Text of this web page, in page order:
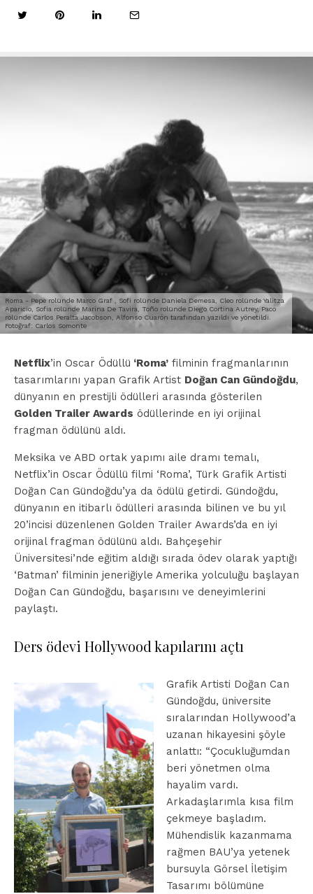
Roma - Pepe rolünde Marco Graf , Sofi rolünde Daniela Demesa, Cleo rolünde Yalitza
Aparicio, Sofia rolünde Marina De Tavira, Toño rolünde Diego Cortina Autrey, Paco
rolünde Carlos Peralta Jacobson, Alfonso Cuarón tarafından yazıldı ve yönetildi.
Fotoğraf: Carlos Somonte
Netflix’in Oscar Ödüllü ‘Roma’ filminin fragmanlarının
tasarımlarını yapan Grafik Artist Doğan Can Gündoğdu,
dünyanın en prestijli ödülleri arasında gösterilen
Golden Trailer Awards ödüllerinde en iyi orijinal
fragman ödülünü aldı.
Meksika ve ABD ortak yapımı aile dramı temalı,
Netflix’in Oscar Ödüllü filmi ‘Roma’, Türk Grafik Artisti
Doğan Can Gündoğdu’ya da ödülü getirdi. Gündoğdu,
dünyanın en itibarlı ödülleri arasında bilinen ve bu yıl
20’incisi düzenlenen Golden Trailer Awards’da en iyi
orijinal fragman ödülünü aldı. Bahçeşehir
Üniversitesi’nde eğitim aldığı sırada ödev olarak yaptığı
‘Batman’ filminin jeneriğiyle Amerika yolculuğu başlayan
Doğan Can Gündoğdu, başarısını ve deneyimlerini
paylaştı.
Ders ödevi Hollywood kapılarını açtı
Grafik Artisti Doğan Can
Gündoğdu, üniversite
sıralarından Hollywood’a
uzanan hikayesini şöyle
anlattı: “Çocukluğumdan
beri yönetmen olma
hayalim vardı.
Arkadaşlarımla kısa film
çekmeye başladım.
Mühendislik kazanmama
rağmen BAU’ya yetenek
bursuyla Görsel İletişim
Tasarımı bölümüne